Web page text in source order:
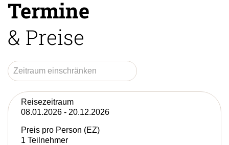
Termine
& Preise
Reisezeitraum
08.01.2026 - 20.12.2026
Preis pro Person (EZ)
1 Teilnehmer